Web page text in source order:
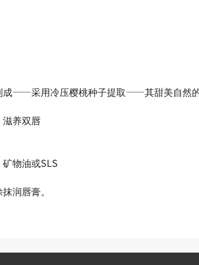
——采用冷压樱桃种子提取——其甜美自然的
养双唇
物油或SLS
润唇膏。